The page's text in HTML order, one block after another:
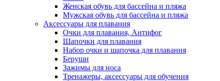
Женская обувь для бассейна и пляжа
Мужская обувь для бассейна и пляжа
Аксессуары для плавания
Очки для плавания, Антифог
Шапочки для плавания
Набор очки и шапочка для плавания
Беруши
Зажимы для носа
Тренажеры, аксессуары для обучения